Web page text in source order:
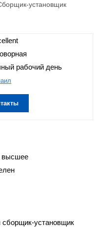
установщик
рабочий день
высшее
сборщик-установщик